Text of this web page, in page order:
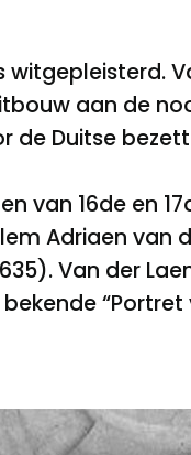
witgepleisterd.
aan de
de Duitse
van 16de en
Adriaen van
Van der